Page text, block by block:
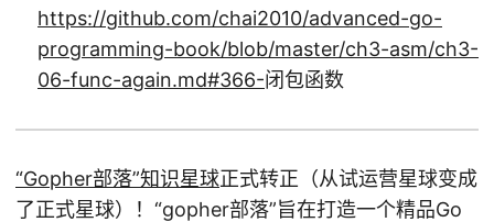
https://github.com/chai2010/advanced-go-
programming-book/blob/master/ch3-asm/ch3-
06-func-again.md#366-闭包函数
“Gopher部落”知识星球正式转正（从试运营星球变成
了正式星球）！“gopher部落”旨在打造一个精品Go